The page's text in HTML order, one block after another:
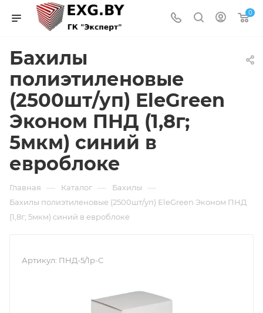
0
Бахилы
полиэтиленовые
(2500шт/уп) EleGreen
Эконом ПНД (1,8г;
5мкм) синий в
евроблоке
Главная — Каталог — Бахилы —
Бахилы полиэтиленовые (2500шт/уп) EleGreen Эконом ПНД
(1,8г; 5мкм) синий в евроблоке
Артикул: ПНД-5/1р-С